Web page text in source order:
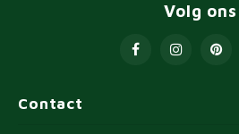
Contact
Volg ons